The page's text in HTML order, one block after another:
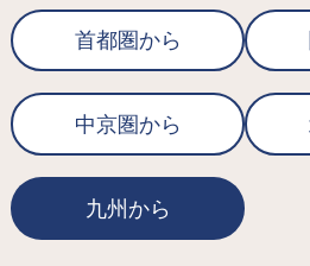
首都圏から
中京圏から
九州から